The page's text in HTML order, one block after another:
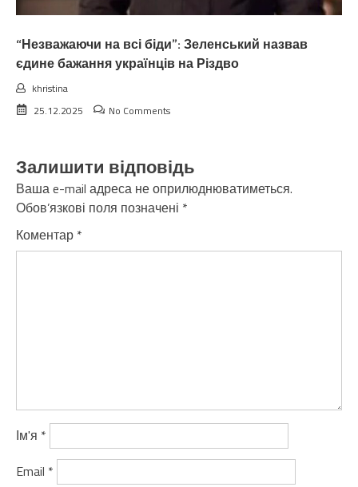
“Незважаючи на всі біди”: Зеленський назвав
єдине бажання українців на Різдво
khristina
25.12.2025
No Comments
Залишити відповідь
Ваша e-mail адреса не оприлюднюватиметься.
Обов’язкові поля позначені *
Коментар *
Ім'я *
Email *